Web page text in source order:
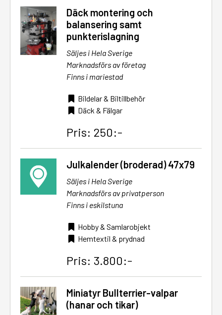
Däck montering och
balansering samt
punkterislagning
Säljes i Hela Sverige
Marknadsförs av företag
Finns i mariestad
Bildelar & Biltillbehör
Däck & Fälgar
Pris: 250:-
Julkalender (broderad) 47x79
Säljes i Hela Sverige
Marknadsförs av privatperson
Finns i eskilstuna
Hobby & Samlarobjekt
Hemtextil & prydnad
Pris: 3.800:-
Miniatyr Bullterrier-valpar
(hanar och tikar)